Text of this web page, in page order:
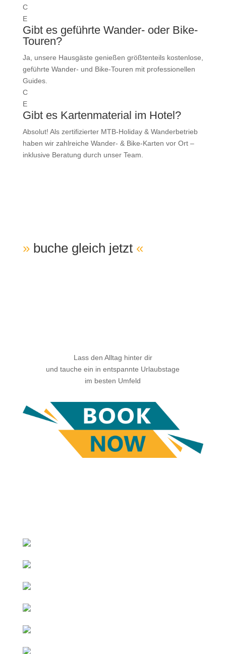
C
E
Gibt es geführte Wander- oder Bike-
Touren?
Ja, unsere Hausgäste genießen größtenteils kostenlose,
geführte Wander- und Bike-Touren mit professionellen
Guides.
C
E
Gibt es Kartenmaterial im Hotel?
Absolut! Als zertifizierter MTB-Holiday & Wanderbetrieb
haben wir zahlreiche Wander- & Bike-Karten vor Ort –
inklusive Beratung durch unser Team.
»buche gleich jetzt «
Lass den Alltag hinter dir
und tauche ein in entspannte Urlaubstage
im besten Umfeld